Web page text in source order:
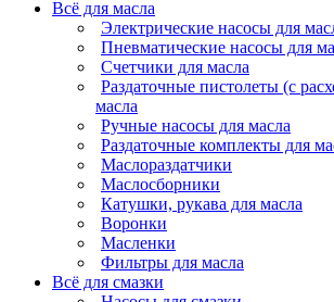
Всё для масла
Электрические насосы для
Пневматические насосы для
Счетчики для масла
Раздаточные пистолеты (с
масла
Ручные насосы для масла
Раздаточные комплекты для
Маслораздатчики
Маслосборники
Катушки, рукава для масла
Воронки
Масленки
Фильтры для масла
Всё для смазки